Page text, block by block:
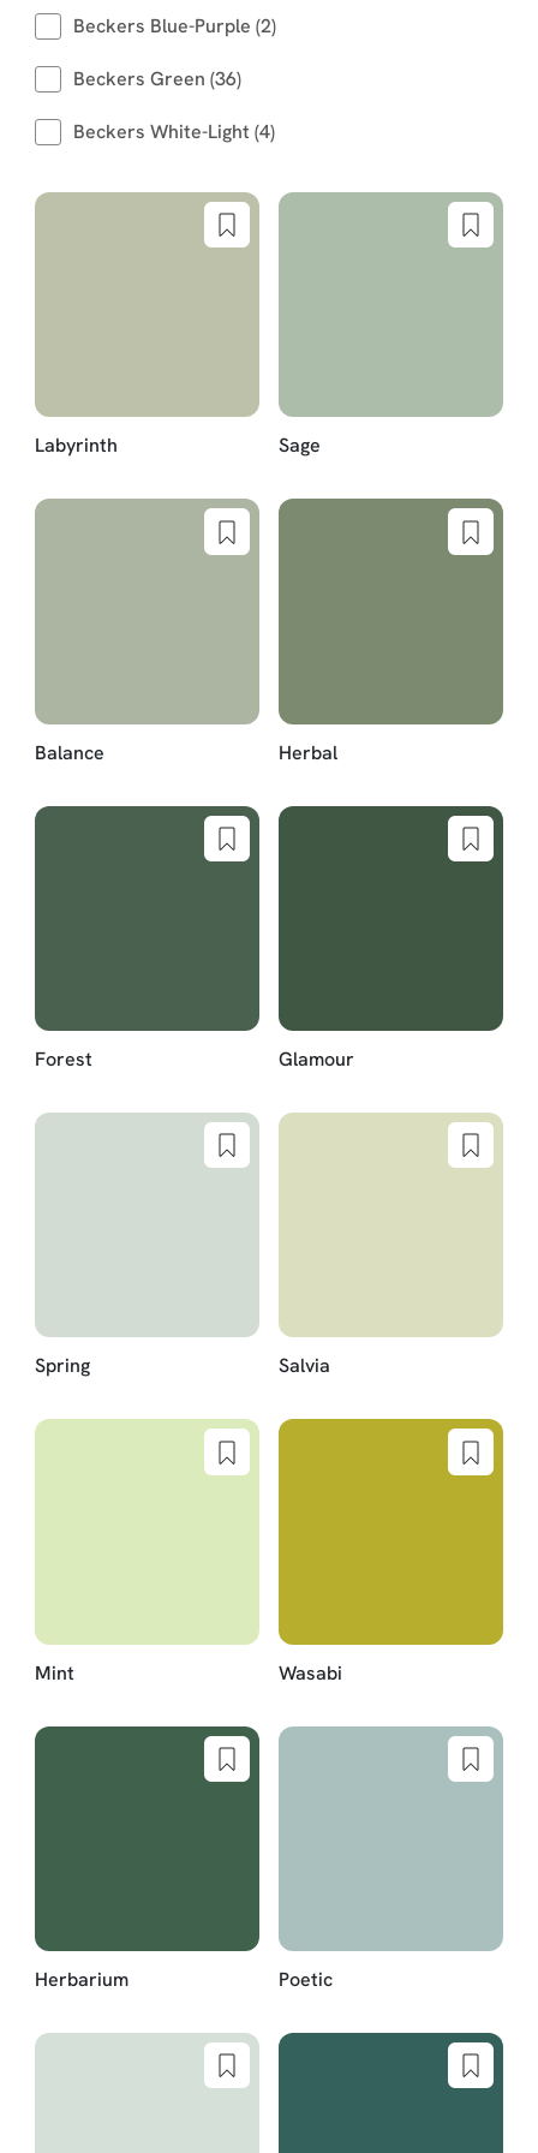
Beckers Blue-Purple (2)
Beckers Green (36)
Beckers White-Light (4)
Labyrinth Sage
Balance Herbal
Forest Glamour
Spring Salvia
Mint Wasabi
Herbarium Poetic